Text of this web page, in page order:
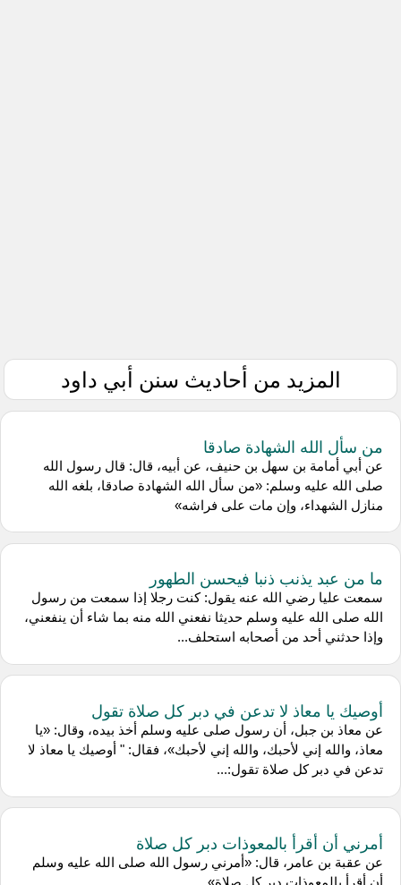
المزيد من أحاديث سنن أبي داود
من سأل الله الشهادة صادقا
عن أبي أمامة بن سهل بن حنيف، عن أبيه، قال: قال رسول الله
صلى الله عليه وسلم: «من سأل الله الشهادة صادقا، بلغه الله
منازل الشهداء، وإن مات على فراشه»
ما من عبد يذنب ذنبا فيحسن الطهور
سمعت عليا رضي الله عنه يقول: كنت رجلا إذا سمعت من رسول
الله صلى الله عليه وسلم حديثا نفعني الله منه بما شاء أن ينفعني،
وإذا حدثني أحد من أصحابه استحلف...
أوصيك يا معاذ لا تدعن في دبر كل صلاة تقول
عن معاذ بن جبل، أن رسول صلى عليه وسلم أخذ بيده، وقال: «يا
معاذ، والله إني لأحبك، والله إني لأحبك»، فقال: " أوصيك يا معاذ لا
تدعن في دبر كل صلاة تقول:...
أمرني أن أقرأ بالمعوذات دبر كل صلاة
عن عقبة بن عامر، قال: «أمرني رسول الله صلى الله عليه وسلم
أن أقرأ بالمعوذات دبر كل صلاة»